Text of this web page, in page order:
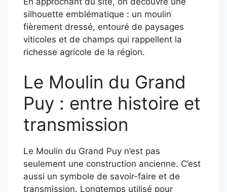
silhouette emblématique : un moulin
fièrement dressé, entouré de paysages
viticoles et de champs qui rappellent la
richesse agricole de la région.
Le Moulin du Grand
Puy : entre histoire et
transmission
Le Moulin du Grand Puy n’est pas
seulement une construction ancienne. C’est
aussi un symbole de savoir-faire et de
transmission. Longtemps utilisé pour